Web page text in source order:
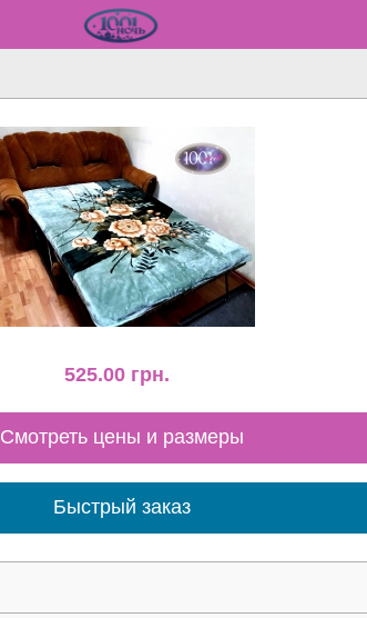
525.00 грн.
Смотреть цены и размеры
Быстрый заказ